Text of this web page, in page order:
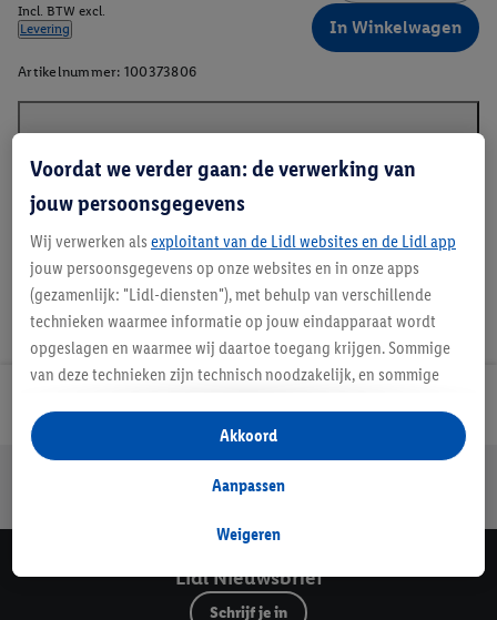
Incl. BTW excl.
Levering
In Winkelwagen
Artikelnummer: 100373806
Veilig winkelen
Lidl Nieuwsbrief
Schrijf je in
Voordat we verder gaan: de verwerking van
jouw persoonsgegevens
Wij verwerken als exploitant van de Lidl websites en de Lidl app
jouw persoonsgegevens op onze websites en in onze apps
(gezamenlijk: "Lidl-diensten"), met behulp van verschillende
technieken waarmee informatie op jouw eindapparaat wordt
opgeslagen en waarmee wij daartoe toegang krijgen. Sommige
van deze technieken zijn technisch noodzakelijk, en sommige
opslaan van voorkeursinstellingen, het verzamelen en
analyseren van statistieken of voor het tonen van
gepersonaliseerde reclame binnen en buiten de Lidl-diensten.
gegevens over jouw aankoopgedrag in de winkel ook voor de
Als je hier toestemming geeft aan ons voor het personaliseren
van reclame en als je vervolgens een Lidl Plus-account
Weigeren
Aanpassen
Akkoord